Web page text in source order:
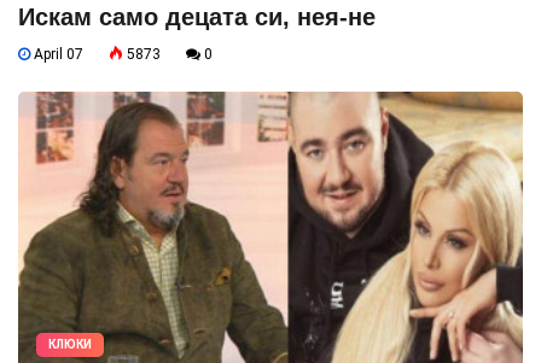
Искам само децата си, нея-не
April 07 5873 0
КЛЮКИ